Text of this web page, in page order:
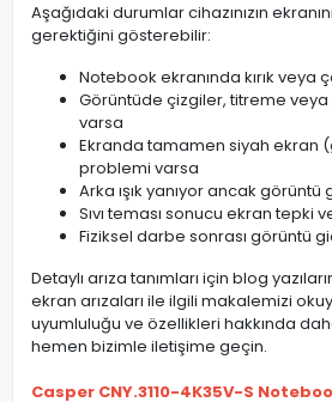
Aşağıdaki durumlar cihazınızın
gerektiğini gösterebilir:
Notebook ekranında kırık veya
Görüntüde çizgiler, titreme veya
varsa
Ekranda tamamen siyah ekran
problemi varsa
Arka ışık yanıyor ancak
Sıvı teması sonucu ekran tepki
Fiziksel darbe sonrası görüntü
Detaylı arıza tanımları için blog
ekran arızaları ile ilgili makalemizi
uyumluluğu ve özellikleri hakkında
hemen bizimle iletişime geçin.
Casper CNY.3110-4K35V-S